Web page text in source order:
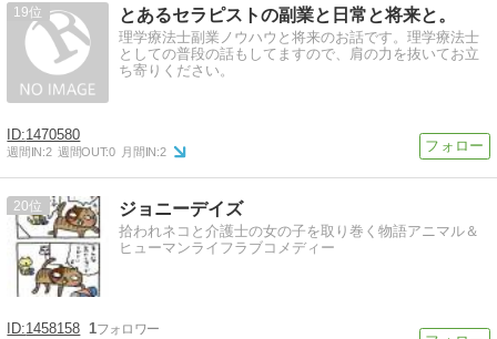
19 とあるセラピストの副業と日常と将来と。
理学療法士副業ノウハウと将来のお話です。理学療法士
としての普段の話もしてますので、肩の力を抜いてお立
ち寄りください。
1470580
週間IN:2 週間OUT:0 月間IN:2
20 ジョニーデイズ
拾われネコと介護士の女の子を取り巻く物語アニマル＆
ヒューマンライフラブコメディー
1458158 1